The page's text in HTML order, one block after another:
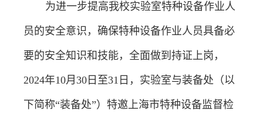
为进一步提高我校实验室特种设备作业人
员的安全意识，确保特种设备作业人员具备必
要的安全知识和技能，全面做到持证上岗，
2024年10月 30 日至31 日，实验室与装备处（以
下简称“装备处”）特邀上海市特种设备监督检